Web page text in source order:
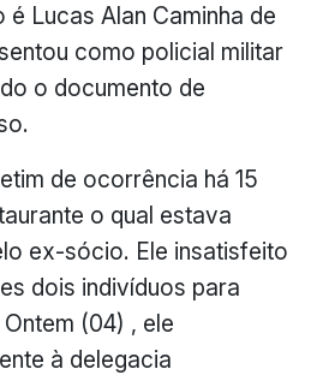
Lucas Alan Caminha de
como policial militar
o documento de
de ocorrência há 15
o qual estava
ex-sócio. Ele insatisfeito
dois indivíduos para
(04) , ele
à delegacia